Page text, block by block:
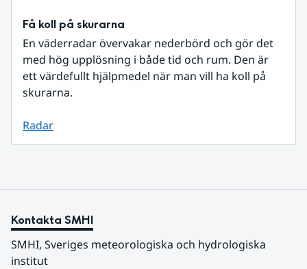
Få koll på skurarna
En väderradar övervakar nederbörd och gör det
med hög upplösning i både tid och rum. Den är
ett värdefullt hjälpmedel när man vill ha koll på
skurarna.
Radar
Kontakta SMHI
SMHI, Sveriges meteorologiska och hydrologiska
institut